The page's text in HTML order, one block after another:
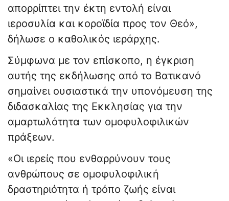
απορρίπτει την έκτη εντολή είναι
ιεροσυλία και κοροϊδία προς τον Θεό»,
δήλωσε ο καθολικός ιεράρχης.
Σύμφωνα με τον επίσκοπο, η έγκριση
αυτής της εκδήλωσης από το Βατικανό
σημαίνει ουσιαστικά την υπονόμευση της
διδασκαλίας της Εκκλησίας για την
αμαρτωλότητα των ομοφυλοφιλικών
πράξεων.
«Οι ιερείς που ενθαρρύνουν τους
ανθρώπους σε ομοφυλοφιλική
δραστηριότητα ή τρόπο ζωής είναι